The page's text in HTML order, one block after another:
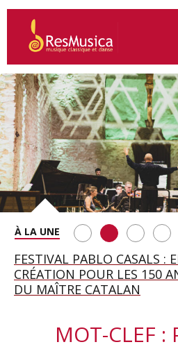
SAINT FRANÇOIS D’ASSISE
SOIRÉE IMMENSE PORTÉE
CASTELLUCCI ET MAXIME
FESTIVAL PABLO CASALS :
CRÉATION POUR LES 150
DU MAÎTRE CATALAN
A BAYREUTH, LE 150E
WAGNÉRIEN GÉNÉRÉ PAR
BETSY JOLAS FÊTE SON
ANNIVERSAIRE
GEORGE BENJAMIN : «
CETTE EXIGENCE DE
MOT-CLEF :